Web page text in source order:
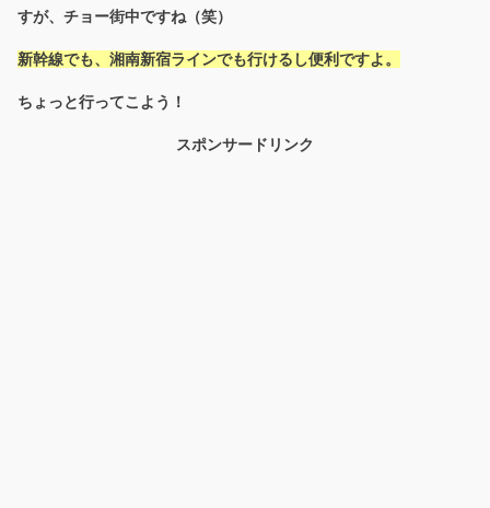
すが、チョー街中ですね（笑）
新幹線でも、湘南新宿ラインでも行けるし便利ですよ。
ちょっと行ってこよう！
スポンサードリンク